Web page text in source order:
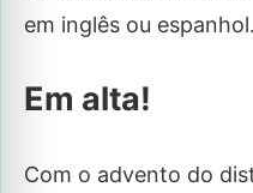
em inglês ou espanhol.
Em alta!
Com o advento do